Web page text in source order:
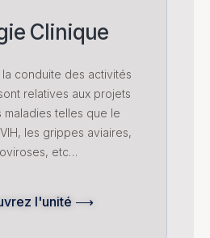
Clinique
la conduite des activités
relatives aux projets
maladies telles que le
les grippes aviaires,
etc…
l'unité ⟶